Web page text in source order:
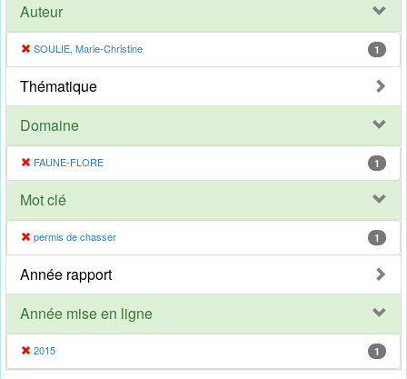
Auteur
SOULIE, Marie-Christine 1
Thématique
Domaine
FAUNE-FLORE 1
Mot clé
permis de chasser 1
Année rapport
Année mise en ligne
2015 1